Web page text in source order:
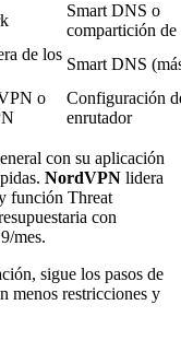
Smart DNS o
compartición de
de los
Smart DNS
o
Configuración
enrutador
con su aplicación
NordVPN lidera
función Threat
con
mes.
sigue los pasos de
menos restricciones y